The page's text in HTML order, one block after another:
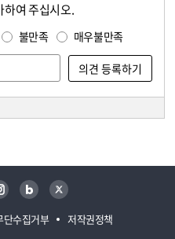
하여 주십시오.
불만족 매우불만족
단수집거부 저작권정책
인스타그램 블로그 트위터